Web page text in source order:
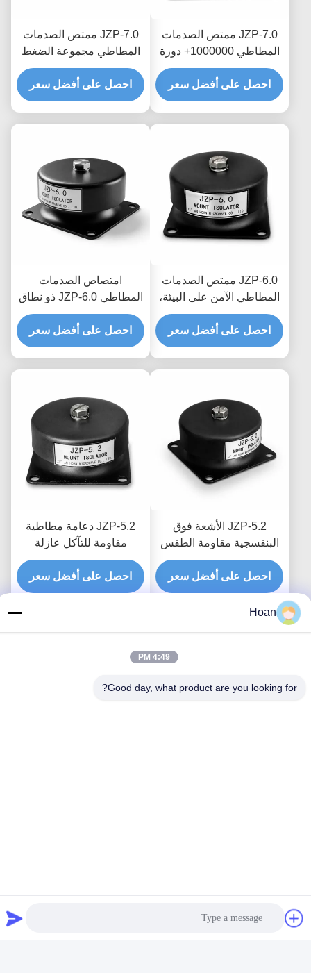
JZP-7.0 ممتص الصدمات
المطاطي 1000000+ دورة
التعب المثبط التحديثي
للمعدات القديمة
احصل على أفضل سعر
JZP-7.0 ممتص الصدمات
المطاطي مجموعة الضغط
المنخفض مرونة دائمة نسبة
التخميد الأمثل للآلات الثقيلة
احصل على أفضل سعر
JZP-6.0 ممتص الصدمات
المطاطي الآمن على البيئة،
مخمد ذاتي التشحيم خالي
من الصرير للمعدات
الصناعية
احصل على أفضل سعر
امتصاص الصدمات
المطاطي JZP-6.0 ذو نطاق
درجة الحرارة الواسع لتصفية
الاهتزازات الدقيقة ومخمد
للمعدات الدقيقة
احصل على أفضل سعر
JZP-5.2 الأشعة فوق
البنفسجية مقاومة الطقس
الدقة مصبوب المطاط
الاهتزاز المعزل جبل
امتصاص الصدمات جبل
للمعدات في الهواء الطلق
احصل على أفضل سعر
JZP-5.2 دعامة مطاطية
مقاومة للتآكل عازلة
للاهتزاز مثبتة على ممتص
الصدمات للخيوط الدقيقة
احصل على أفضل سعر
Xi'an Hoan Microwave Co., Ltd.
عنوان المصنع
Hoan
4:49 PM
Good day, what product are you looking for?